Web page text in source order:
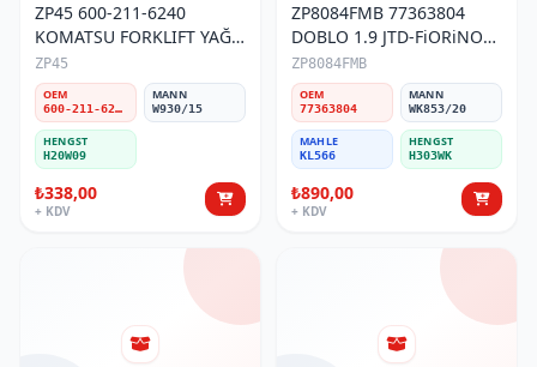
ZP45 600-211-6240
KOMATSU FORKLIFT YAĞ
FİLTRESİ
ZP45
OEM
600-211-6240/600-211-6241/600-211-6242
MANN
W930/15
HENGST
H20W09
₺338,00
+ KDV
ZP8084FMB 77363804
DOBLO 1.9 JTD-FiORiNO
JTD-PUNTO 1.3 JTD
Yakıt/Mazot Filtresi
ZP8084FMB
OEM
77363804
MANN
WK853/20
MAHLE
KL566
HENGST
H303WK
₺890,00
+ KDV